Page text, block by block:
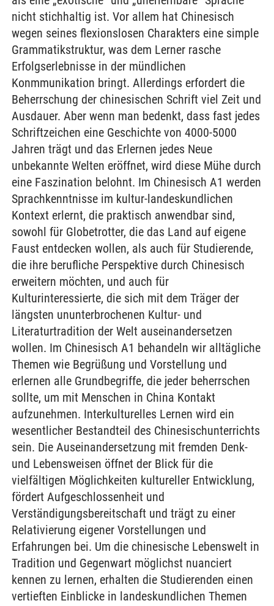
nicht stichhaltig ist. Vor allem hat Chinesisch
wegen seines flexionslosen Charakters eine simple
Grammatikstruktur, was dem Lerner rasche
Erfolgserlebnisse in der mündlichen
Konmmunikation bringt. Allerdings erfordert die
Beherrschung der chinesischen Schrift viel Zeit und
Ausdauer. Aber wenn man bedenkt, dass fast jedes
Schriftzeichen eine Geschichte von 4000-5000
Jahren trägt und das Erlernen jedes Neue
unbekannte Welten eröffnet, wird diese Mühe durch
eine Faszination belohnt. Im Chinesisch A1 werden
Sprachkenntnisse im kultur-landeskundlichen
Kontext erlernt, die praktisch anwendbar sind,
sowohl für Globetrotter, die das Land auf eigene
Faust entdecken wollen, als auch für Studierende,
die ihre berufliche Perspektive durch Chinesisch
erweitern möchten, und auch für
Kulturinteressierte, die sich mit dem Träger der
längsten ununterbrochenen Kultur- und
Literaturtradition der Welt auseinandersetzen
wollen. Im Chinesisch A1 behandeln wir alltägliche
Themen wie Begrüßung und Vorstellung und
erlernen alle Grundbegriffe, die jeder beherrschen
sollte, um mit Menschen in China Kontakt
aufzunehmen. Interkulturelles Lernen wird ein
wesentlicher Bestandteil des Chinesischunterrichts
sein. Die Auseinandersetzung mit fremden Denk-
und Lebensweisen öffnet der Blick für die
vielfältigen Möglichkeiten kultureller Entwicklung,
fördert Aufgeschlossenheit und
Verständigungsbereitschaft und trägt zu einer
Relativierung eigener Vorstellungen und
Erfahrungen bei. Um die chinesische Lebenswelt in
Tradition und Gegenwart möglichst nuanciert
kennen zu lernen, erhalten die Studierenden einen
vertieften Einblicke in landeskundlichen Themen